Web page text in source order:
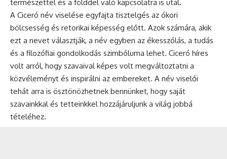
természettel és a földdel való kapcsolatra is utal.
A Ciceró név viselése egyfajta tisztelgés az ókori
bölcsesség és retorikai képesség előtt. Azok számára, akik
ezt a nevet választják, a név egyben az ékesszólás, a tudás
és a filozófiai gondolkodás szimbóluma lehet. Ciceró híres
volt arról, hogy szavaival képes volt megváltoztatni a
közvéleményt és inspirálni az embereket. A név viselői
tehát arra is ösztönözhetnek bennünket, hogy saját
szavainkkal és tetteinkkel hozzájáruljunk a világ jobbá
tételéhez.